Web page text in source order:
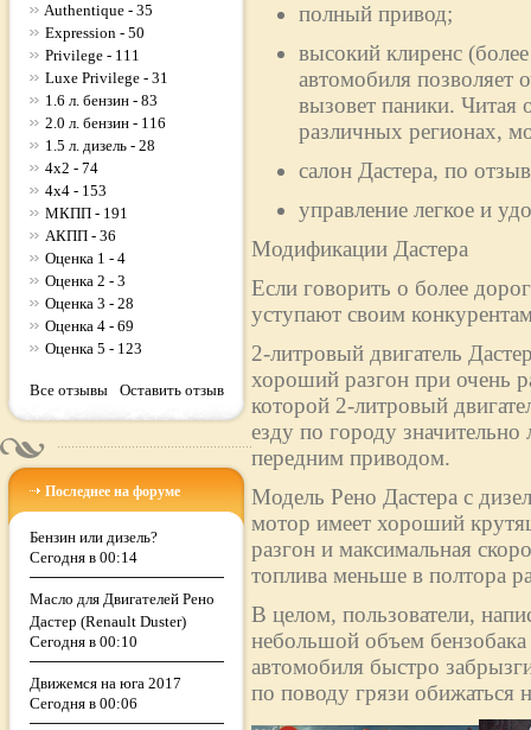
Authentique - 35
Expression - 50
Privilege - 111
Luxe Privilege - 31
1.6 л. бензин - 83
2.0 л. бензин - 116
1.5 л. дизель - 28
4x2 - 74
4x4 - 153
МКПП - 191
АКПП - 36
Оценка 1 - 4
Оценка 2 - 3
Оценка 3 - 28
Оценка 4 - 69
Оценка 5 - 123
Все отзывы Оставить отзыв
Последнее на форуме
Бензин или дизель?
Сегодня в 00:14
Масло для Двигателей Рено
Дастер (Renault Duster)
Сегодня в 00:10
Движемся на юга 2017
Сегодня в 00:06
полный привод;
высокий клиренс
автомобиля позволяет
вызовет паники. Читая
различных регионах,
салон Дастера, по
управление легкое и
Модификации Дастера
Если говорить о более
уступают своим
2-литровый двигатель
хороший разгон при очень
которой 2-литровый
езду по городу
передним приводом.
Модель Рено Дастера с
мотор имеет хороший
разгон и максимальная
топлива меньше в полтора
В целом, пользователи,
небольшой объем бензобака
автомобиля быстро
по поводу грязи обижаться